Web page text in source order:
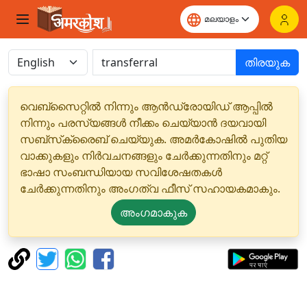
തിരയുക
വെബ്‌സൈറ്റിൽ നിന്നും ആൻഡ്രോയിഡ് ആപ്പിൽ
നിന്നും പരസ്യങ്ങൾ നീക്കം ചെയ്യാൻ ദയവായി
സബ്‌സ്‌ക്രൈബ് ചെയ്യുക. അമർകോഷിൽ പുതിയ
വാക്കുകളും നിർവചനങ്ങളും ചേർക്കുന്നതിനും മറ്റ്
ഭാഷാ സംബന്ധിയായ സവിശേഷതകൾ
ചേർക്കുന്നതിനും അംഗത്വ ഫീസ് സഹായകമാകും.
അംഗമാകുക